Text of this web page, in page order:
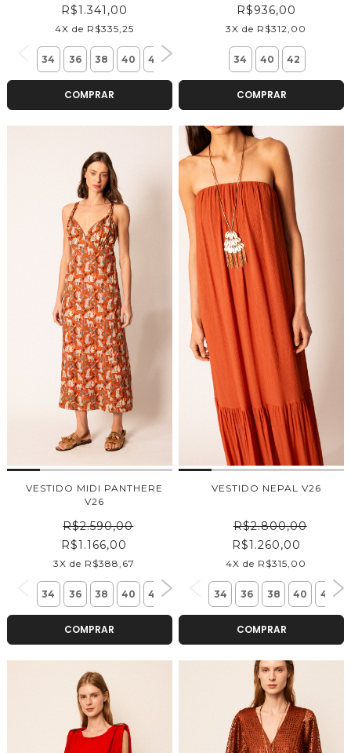
R$1.341,00
4X de R$335,25
34 36 38 40 42
COMPRAR
R$936,00
3X de R$312,00
34 40 42
COMPRAR
VESTIDO MIDI PANTHERE
V26
R$2.590,00
R$1.166,00
3X de R$388,67
34 36 38 40 42
COMPRAR
VESTIDO NEPAL V26
R$2.800,00
R$1.260,00
4X de R$315,00
34 36 38 40 42
COMPRAR